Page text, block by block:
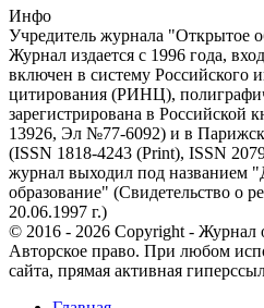
Инфо
Учредитель журнала "Открытое
Журнал издается с 1996 года,
включен в систему Российского
цитирования (РИНЦ),
зарегистрирована в
13926, Эл №77-6092) и в
(ISSN 1818-4243 (Print), ISSN
журнал выходил под названием
образование" (Свидетельство о
20.06.1997 г.)
© 2016 - 2026 Copyright - Журнал
Авторское право. При любом
сайта, прямая активная